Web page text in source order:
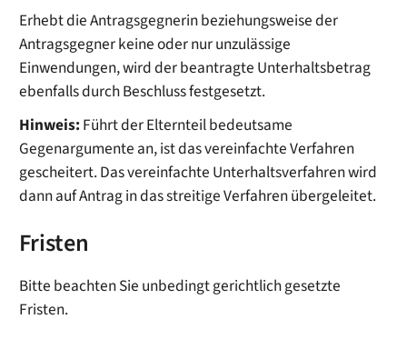
Erhebt die Antragsgegnerin beziehungsweise der
Antragsgegner keine oder nur unzulässige
Einwendungen, wird der beantragte Unterhaltsbetrag
ebenfalls durch Beschluss festgesetzt.
Hinweis: Führt der Elternteil bedeutsame
Gegenargumente an, ist das vereinfachte Verfahren
gescheitert. Das vereinfachte Unterhaltsverfahren wird
dann auf Antrag in das streitige Verfahren übergeleitet.
Fristen
Bitte beachten Sie unbedingt gerichtlich gesetzte
Fristen.